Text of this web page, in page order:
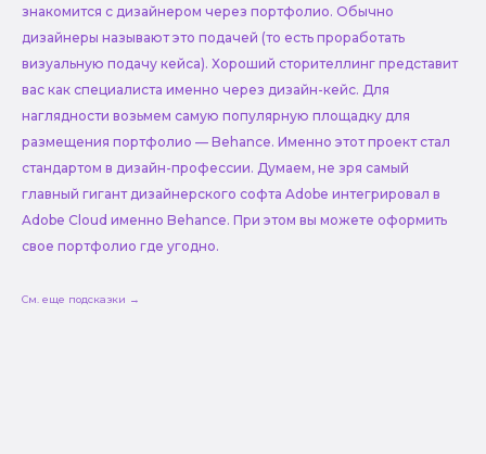
знакомится с дизайнером через портфолио. Обычно
дизайнеры называют это подачей (то есть проработать
визуальную подачу кейса). Хороший сторителлинг представит
вас как специалиста именно через дизайн-кейс. Для
наглядности возьмем самую популярную площадку для
размещения портфолио — Behance. Именно этот проект стал
стандартом в дизайн-профессии. Думаем, не зря самый
главный гигант дизайнерского софта Adobe интегрировал в
Adobe Cloud именно Behance. При этом вы можете оформить
свое портфолио где угодно.
См. еще подсказки →